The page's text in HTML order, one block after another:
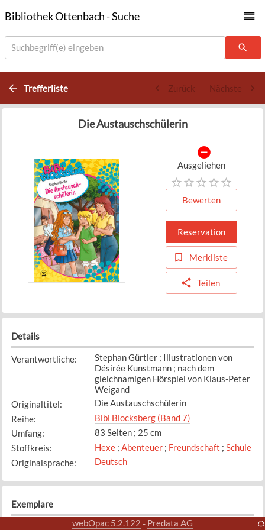
Bibliothek Ottenbach - Suche
Suchbegriff(e) eingeben
Trefferliste Zurück Nächste
Die Austauschschülerin
Ausgeliehen
Bewerten
Reservation
Merkliste
Teilen
Details
Verantwortliche:
Stephan Gürtler ; Illustrationen von
Désirée Kunstmann ; nach dem
gleichnamigen Hörspiel von Klaus-Peter
Weigand
Originaltitel:
Die Austauschschülerin
Reihe:
Bibi Blocksberg (Band 7)
Umfang:
83 Seiten ; 25 cm
Stoffkreis: Hexe; Abenteuer; Freundschaft ; Schule
Originalsprache: Deutsch
Exemplare
webOpac 5.2.122 - Predata AG